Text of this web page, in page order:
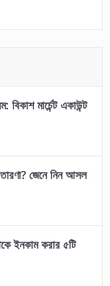
বিকাশ মার্চেন্ট একাউন্ট
জেনে নিন আসল
ইনকাম করার ৫টি